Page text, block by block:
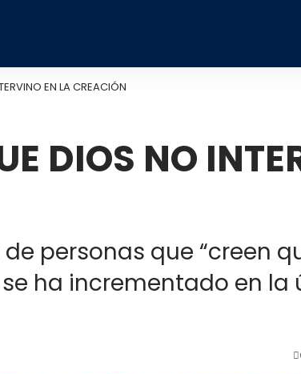
EN LA CREACIÓN
DIOS NO
personas que “creen
ha incrementado en